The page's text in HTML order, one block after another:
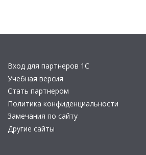
Вход для партнеров 1С
Учебная версия
Стать партнером
Политика конфиденциальности
Замечания по сайту
Другие сайты